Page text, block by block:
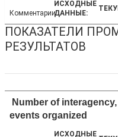
Комментарии
ПОКАЗАТЕЛИ
РЕЗУЛЬТАТОВ
Number of
events organized